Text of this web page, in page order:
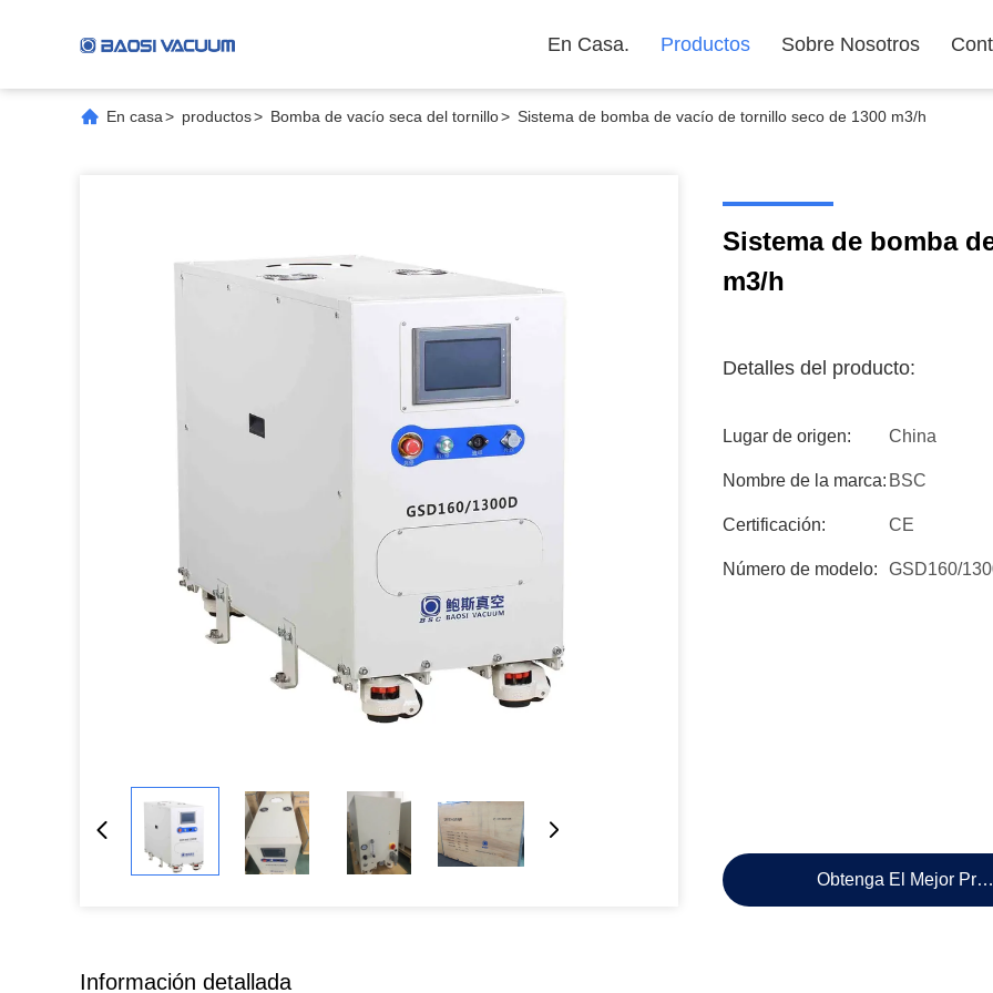
En Casa. Productos Sobre Nosotros
En casa> productos> Bomba de vacío seca del tornillo> Sistema de bomba de vacío de tornillo seco de 1300 m3/h
Sistema de bomba
m3/h
Detalles del producto:
Lugar de origen: China
Nombre de la marca: BSC
Certificación: CE
Número de modelo: GSD160/
Obtenga El Mejor
Información detallada